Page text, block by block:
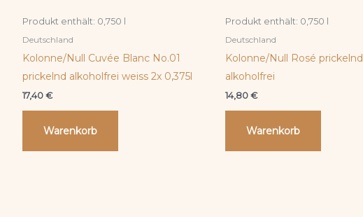
Produkt enthält: 0,750
Deutschland
Kolonne/Null Cuvée Blanc No.01
prickelnd alkoholfrei weiss 2x 0,375l
17,40 €
Warenkorb
Produkt enthält: 0,750
Deutschland
Kolonne/Null Rosé prickelnd
alkoholfrei
14,80 €
Warenkorb